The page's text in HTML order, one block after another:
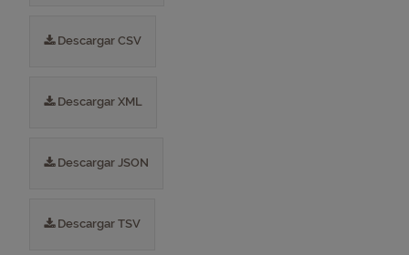
Descargar CSV
Descargar XML
Descargar JSON
Descargar TSV